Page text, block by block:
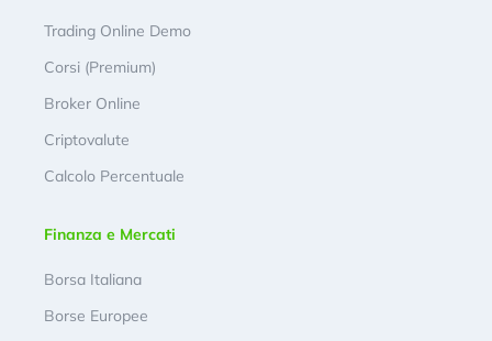
Trading Online Demo
Corsi (Premium)
Broker Online
Criptovalute
Calcolo Percentuale
Finanza e Mercati
Borsa Italiana
Borse Europee